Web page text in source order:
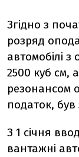
Згідно з
розряд
автомобілі
2500 куб см,
резонансом
податок,
З 1 січня
вантажні